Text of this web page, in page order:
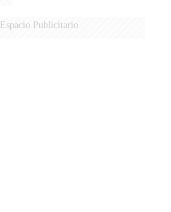
Espacio Publicitario